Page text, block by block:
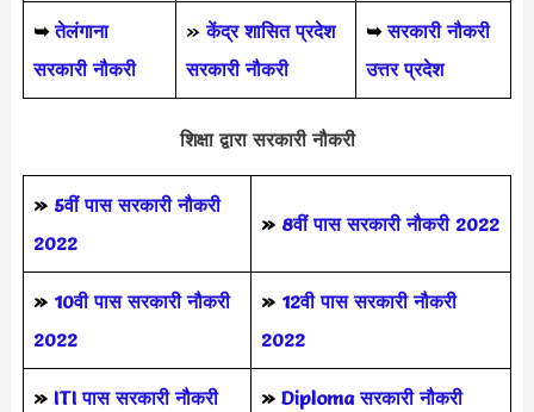
➥तेलंगाना
सरकारी नौकरी
»केंद्र शासित प्रदेश
सरकारी नौकरी
➥ सरकारी नौकरी
उत्तर प्रदेश
शिक्षा द्वारा सरकारी नौकरी
» 5वीं पास सरकारी नौकरी
2022
» 8वीं पास सरकारी नौकरी 2022
» 10वी पास सरकारी नौकरी
2022
» 12वी पास सरकारी नौकरी
2022
» ITI पास सरकारी नौकरी
» Diploma सरकारी नौकरी